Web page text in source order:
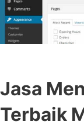
Jasa
Terbaik